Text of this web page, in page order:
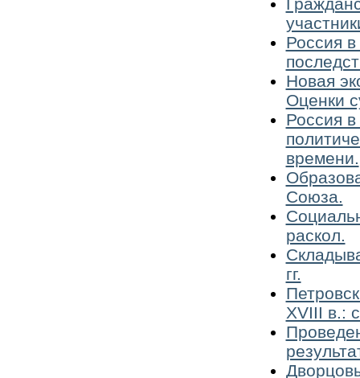
Россия
Новая
Оценки
Россия
времени.
Союза.
раскол.
гг.
XVIII в.: